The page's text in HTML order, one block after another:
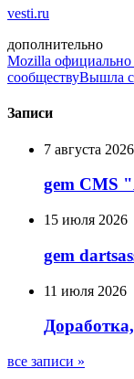
vesti.ru
дополнительно
Mozilla официально
сообществуВышла
Записи
7 августа 2026
gem CMS
15 июля 2026
gem
11 июля 2026
все записи »